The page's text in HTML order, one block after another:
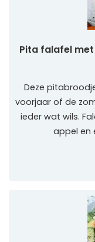
Pita falafel
Deze
voorjaar of de
ieder wat wils.
appel en